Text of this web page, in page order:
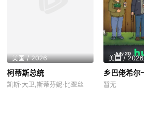
美国 / 2026
柯蒂斯总统
凯斯·大卫,斯蒂芬妮·比翠丝
美国 / 2026
暂无